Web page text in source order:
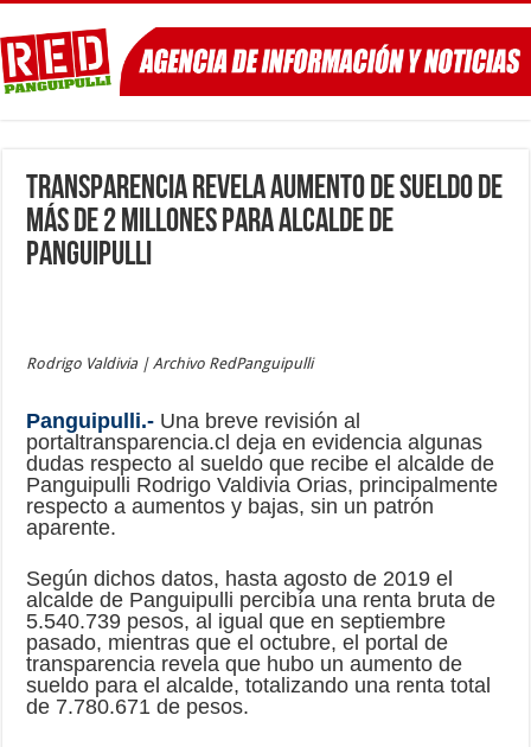
Transparencia revela aumento de sueldo de
más de 2 millones para alcalde de
Panguipulli
Rodrigo Valdivia | Archivo RedPanguipulli
Panguipulli.- Una breve revisión al
portaltransparencia.cl deja en evidencia algunas
dudas respecto al sueldo que recibe el alcalde de
Panguipulli Rodrigo Valdivia Orias, principalmente
respecto a aumentos y bajas, sin un patrón
aparente.
Según dichos datos, hasta agosto de 2019 el
alcalde de Panguipulli percibía una renta bruta de
5.540.739 pesos, al igual que en septiembre
pasado, mientras que el octubre, el portal de
transparencia revela que hubo un aumento de
sueldo para el alcalde, totalizando una renta total
de 7.780.671 de pesos.